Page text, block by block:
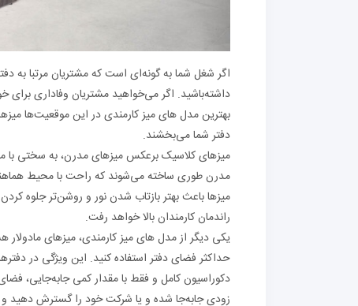
اگر شغل شما به گونه‌ای است که مشتریان مرتبا به
داشته‌باشید. اگر می‌خواهید مشتریان وفاداری برای
بهترین مدل های میز کارمندی در این موقعیت‌ها
دفتر شما می‌بخشند.
میزهای کلاسیک برعکس میزهای مدرن، به سختی با
مدرن طوری ساخته می‌شوند که راحت با محیط
میزها باعث بهتر بازتاب شدن نور و روشن‌تر جلوه
راندمان کارمندان بالا خواهد رفت.
یکی دیگر از مدل های میز کارمندی، میزهای
حداکثر فضای دفتر استفاده کنید. این ویژگی در
دکوراسیون کامل و فقط با مقدار کمی جابه‌جایی،
زودی جابه‌جا شده و یا شرکت خود را گسترش دهید و